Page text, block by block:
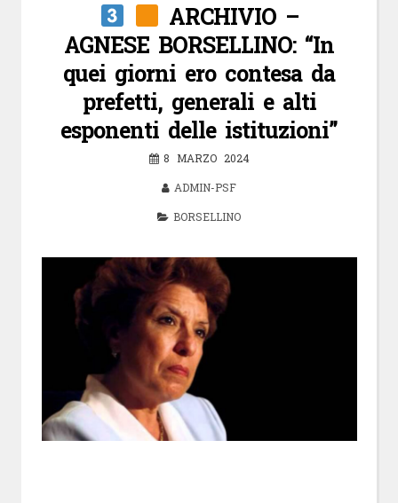
ARCHIVIO –
AGNESE BORSELLINO: “In
quei giorni ero contesa da
prefetti, generali e alti
esponenti delle istituzioni”
8 MARZO 2024
ADMIN-PSF
BORSELLINO